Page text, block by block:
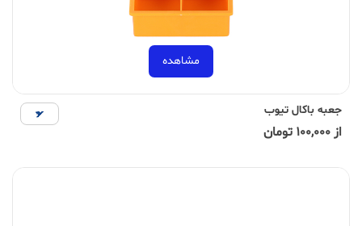
مشاهده
جعبه باکال تیوب
از 100,000 تومان